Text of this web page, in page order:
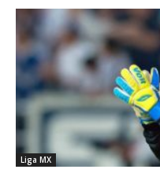
Liga MX